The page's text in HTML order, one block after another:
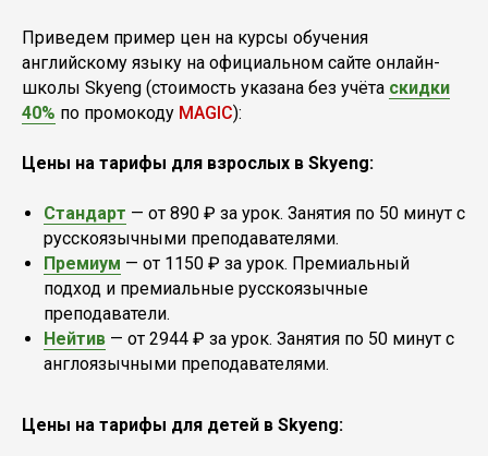
Приведем пример цен на курсы обучения
английскому языку на официальном сайте онлайн-
школы Skуeng (стоимость указана без учёта скидки
40% по промокоду MAGIC):
Цены на тарифы для взрослых в Skyeng:
Стандарт — от 890 ₽ за урок. Занятия по 50 минут с
русскоязычными преподавателями.
Премиум — от 1150 ₽ за урок. Премиальный
подход и премиальные русскоязычные
преподаватели.
Нейтив — от 2944 ₽ за урок. Занятия по 50 минут с
англоязычными преподавателями.
Цены на тарифы для детей в Skyeng: